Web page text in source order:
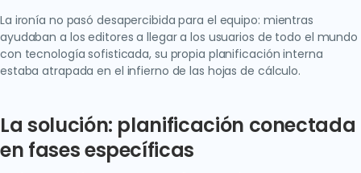
La ironía no pasó desapercibida para el equipo: mientras
ayudaban a los editores a llegar a los usuarios de todo el mundo
con tecnología sofisticada, su propia planificación interna
estaba atrapada en el infierno de las hojas de cálculo.
La solución: planificación conectada
en fases específicas